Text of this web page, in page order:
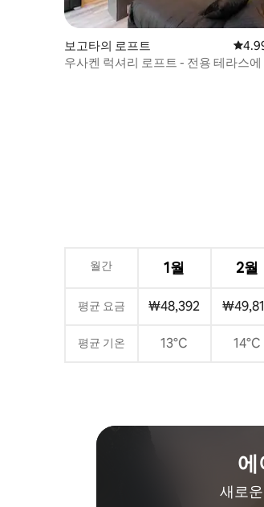
보고타의 로프트 평점
우사켄 럭셔리 로프트 - 전용 테라스에
월간 1월 2월
평균 요금 ₩48,392
평균 기온 13°C 14°C
에
새로